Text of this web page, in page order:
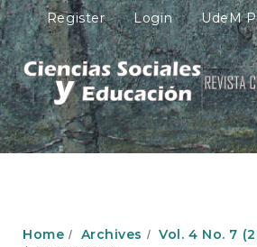
M
a
i
n
N
a
v
i
g
n
Register Login UdeM
Home Archives
Vol. 4 No. 7